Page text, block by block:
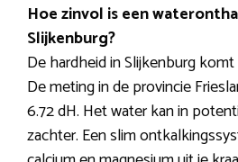
Hoe zinvol is een
Slijkenburg?
De hardheid in Slijkenburg
De meting in de provincie
6.72 dH. Het water kan in
zachter. Een slim